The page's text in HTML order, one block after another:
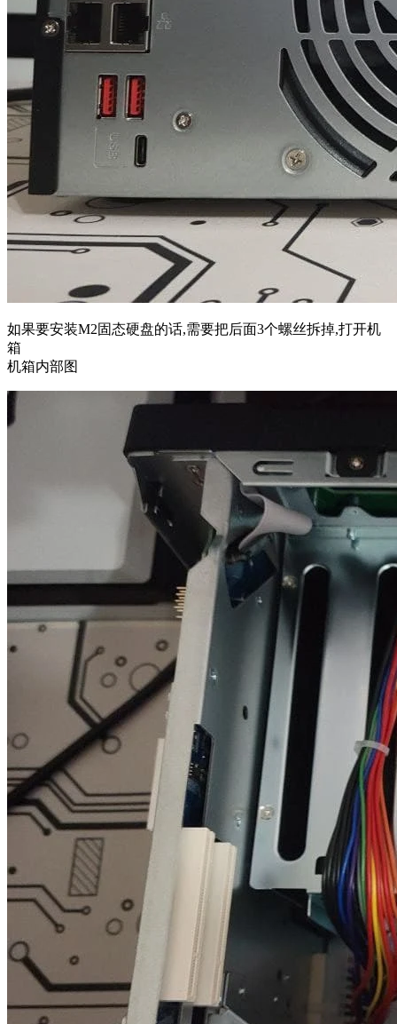
如果要安装M2固态硬盘的话,需要把后面3个螺丝拆掉,打开机
箱
机箱内部图